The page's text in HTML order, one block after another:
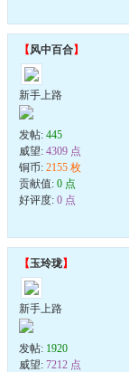
【风中百合】
新手上路
发帖: 445
威望: 4309 点
铜币: 2155 枚
贡献值: 0 点
好评度: 0 点
【玉玲珑】
新手上路
发帖: 1920
威望: 7212 点